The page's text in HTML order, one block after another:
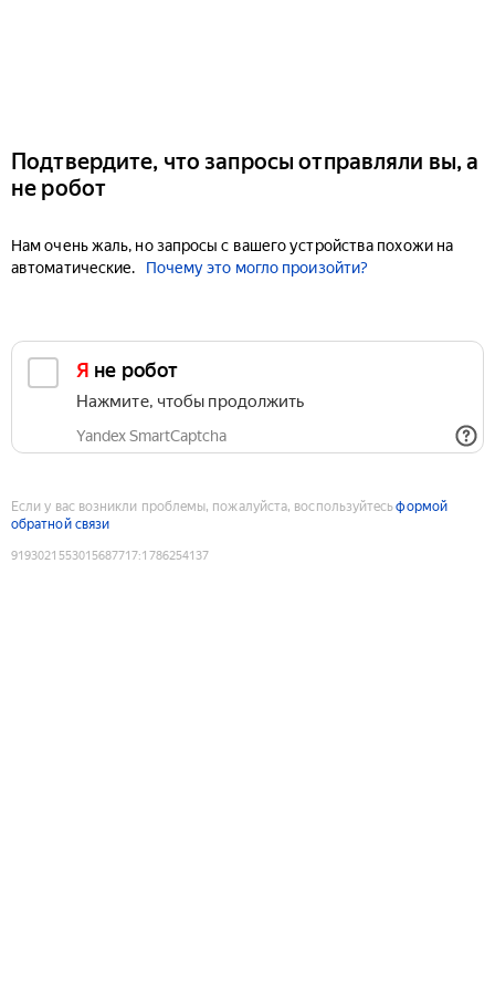
Подтвердите, что запросы отправляли вы, а
не робот
Нам очень жаль, но запросы с вашего устройства похожи на
автоматические.
Почему это могло произойти?
Я не робот
Нажмите, чтобы продолжить
Yandex SmartCaptcha
Если у вас возникли проблемы, пожалуйста, воспользуйтесьформой
обратной связи
9193021553015687717:1786254137